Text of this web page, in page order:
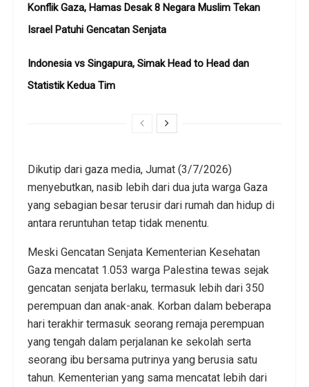
Konflik Gaza, Hamas Desak 8 Negara Muslim Tekan
Israel Patuhi Gencatan Senjata
Indonesia vs Singapura, Simak Head to Head dan
Statistik Kedua Tim
Dikutip dari gaza media, Jumat (3/7/2026)
menyebutkan, nasib lebih dari dua juta warga Gaza
yang sebagian besar terusir dari rumah dan hidup di
antara reruntuhan tetap tidak menentu.
Meski Gencatan Senjata Kementerian Kesehatan
Gaza mencatat 1.053 warga Palestina tewas sejak
gencatan senjata berlaku, termasuk lebih dari 350
perempuan dan anak-anak. Korban dalam beberapa
hari terakhir termasuk seorang remaja perempuan
yang tengah dalam perjalanan ke sekolah serta
seorang ibu bersama putrinya yang berusia satu
tahun. Kementerian yang sama mencatat lebih dari